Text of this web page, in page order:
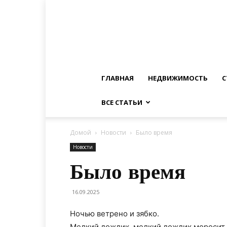
ГЛАВНАЯ НЕДВИЖИМОСТЬ
ВСЕ СТАТЬИ
Домой Новости Было время
Новости
Было время
16.09.2025
Ночью ветрено и зябко.